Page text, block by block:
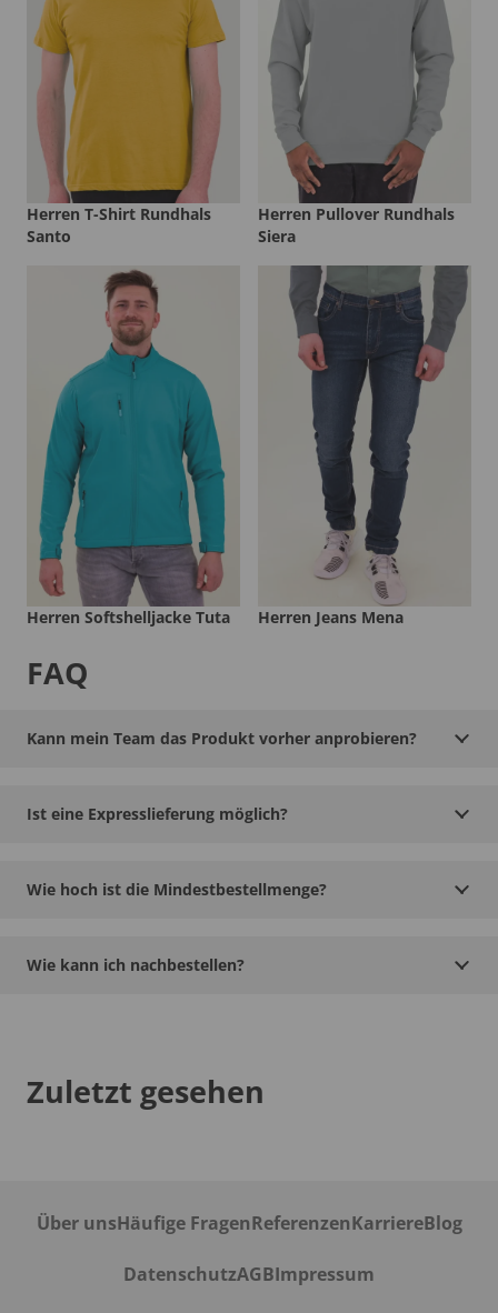
Herren T-Shirt Rundhals
Santo
Herren Pullover Rundhals
Siera
Herren Softshelljacke Tuta Herren Jeans Mena
FAQ
Kann mein Team das Produkt vorher anprobieren?
Ist eine Expresslieferung möglich?
Wie hoch ist die Mindestbestellmenge?
Wie kann ich nachbestellen?
Zuletzt gesehen
Über unsHäufige FragenReferenzenKarriereBlog
DatenschutzAGBImpressum